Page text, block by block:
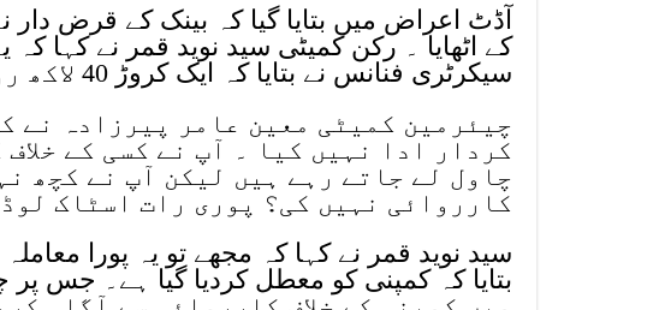
کے اٹھایا ۔ رکن کمیٹی سید نوید قمر نے کہا
سیکرٹری فنانس نے بتایا کہ ایک کروڑ 40 لاکھ روپے واپس کر دیے گئے ہیں ۔
چیئرمین کمیٹی معین عامر پیرزادہ نے
کردار ادا نہیں کیا ۔ آپ نے کسی کے
چاول لے جاتے رہے ہیں لیکن آپ نے کچھ
کارروائی نہیں کی؟ پوری رات اسٹاک
سید نوید قمر نے کہا کہ مجھے تو یہ پورا